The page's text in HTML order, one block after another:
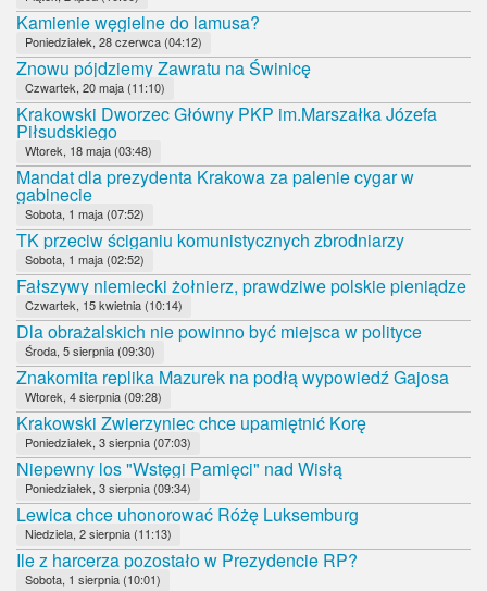
Kamienie węgielne do lamusa?
Poniedziałek, 28 czerwca (04:12)
Znowu pójdziemy Zawratu na Świnicę
Czwartek, 20 maja (11:10)
Krakowski Dworzec Główny PKP im.Marszałka Józefa
Piłsudskiego
Wtorek, 18 maja (03:48)
Mandat dla prezydenta Krakowa za palenie cygar w
gabinecie
Sobota, 1 maja (07:52)
TK przeciw ściganiu komunistycznych zbrodniarzy
Sobota, 1 maja (02:52)
Fałszywy niemiecki żołnierz, prawdziwe polskie pieniądze
Czwartek, 15 kwietnia (10:14)
Dla obrażalskich nie powinno być miejsca w polityce
Środa, 5 sierpnia (09:30)
Znakomita replika Mazurek na podłą wypowiedź Gajosa
Wtorek, 4 sierpnia (09:28)
Krakowski Zwierzyniec chce upamiętnić Korę
Poniedziałek, 3 sierpnia (07:03)
Niepewny los "Wstęgi Pamięci" nad Wisłą
Poniedziałek, 3 sierpnia (09:34)
Lewica chce uhonorować Różę Luksemburg
Niedziela, 2 sierpnia (11:13)
Ile z harcerza pozostało w Prezydencie RP?
Sobota, 1 sierpnia (10:01)